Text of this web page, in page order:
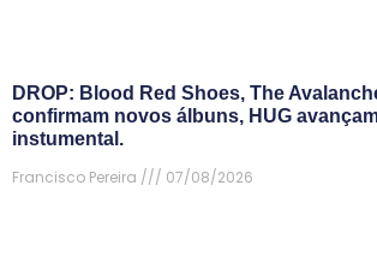
DROP: Blood Red Shoes, The
confirmam novos álbuns, HUG
instumental.
Francisco Pereira
07/08/2026